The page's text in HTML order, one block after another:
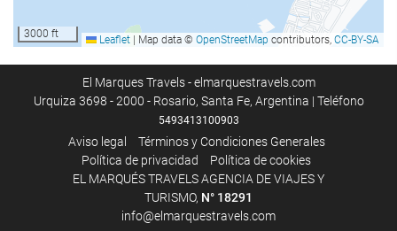
Wifi gratis
Servicio de limpieza
Servicio de lavandería
3000 ft Leaflet | Map data © OpenStreetMap contributors, CC-BY-SA
El Marques Travels - elmarquestravels.com
Urquiza 3698 - 2000 - Rosario, Santa Fe, Argentina | Teléfono
5493413100903
Aviso legal
Términos y Condiciones Generales
Política de privacidad
Política de cookies
EL MARQUÉS TRAVELS AGENCIA DE VIAJES Y
TURISMO, N° 18291
info@elmarquestravels.com